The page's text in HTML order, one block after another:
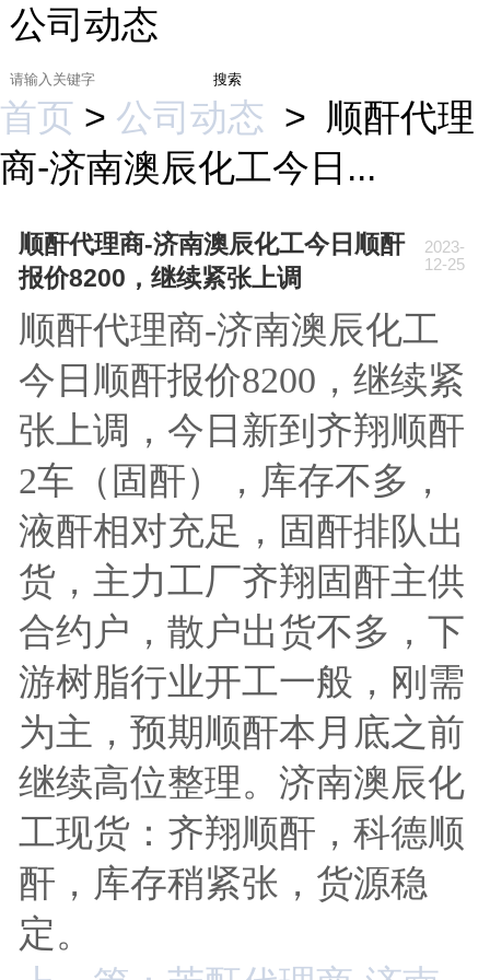
公司动态
搜索
首页 > 公司动态 > 顺酐代理
商-济南澳辰化工今日...
顺酐代理商-济南澳辰化工今日顺酐
报价8200，继续紧张上调
2023-
12-25
顺酐代理商-济南澳辰化工
今日顺酐报价8200，继续紧
张上调，今日新到齐翔顺酐
2车（固酐），库存不多，
液酐相对充足，固酐排队出
货，主力工厂齐翔固酐主供
合约户，散户出货不多，下
游树脂行业开工一般，刚需
为主，预期顺酐本月底之前
继续高位整理。济南澳辰化
工现货：齐翔顺酐，科德顺
酐，库存稍紧张，货源稳
定。